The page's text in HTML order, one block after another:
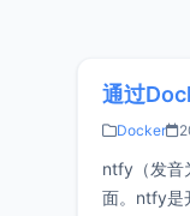
通过
Docker
ntfy（发音
面。ntfy是